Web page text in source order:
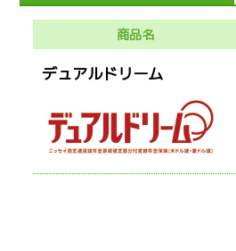
商品名
デュアルドリーム